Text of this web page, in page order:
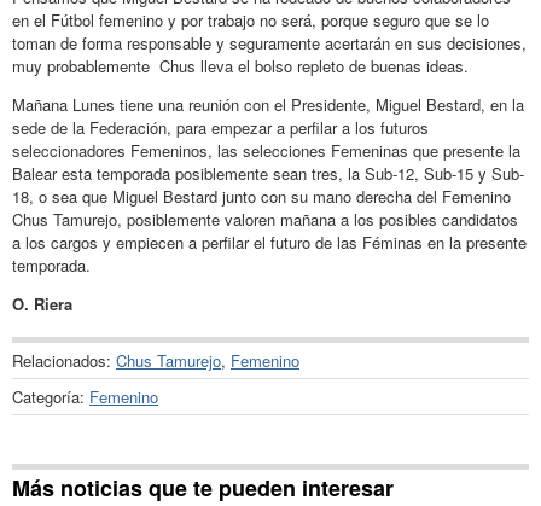
en el Fútbol femenino y por trabajo no será, porque seguro que se lo
toman de forma responsable y seguramente acertarán en sus decisiones,
muy probablemente Chus lleva el bolso repleto de buenas ideas.
Mañana Lunes tiene una reunión con el Presidente, Miguel Bestard, en la
sede de la Federación, para empezar a perfilar a los futuros
seleccionadores Femeninos, las selecciones Femeninas que presente la
Balear esta temporada posiblemente sean tres, la Sub-12, Sub-15 y Sub-
18, o sea que Miguel Bestard junto con su mano derecha del Femenino
Chus Tamurejo, posiblemente valoren mañana a los posibles candidatos
a los cargos y empiecen a perfilar el futuro de las Féminas en la presente
temporada.
O. Riera
Relacionados: Chus Tamurejo, Femenino
Categoría: Femenino
Más noticias que te pueden interesar